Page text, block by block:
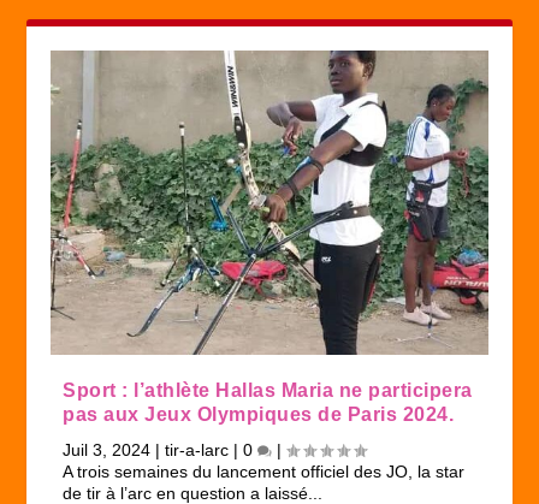
Sport : l’athlète Hallas Maria ne participera
pas aux Jeux Olympiques de Paris 2024.
Juil 3, 2024 |tir-a-larc |0
|
A trois semaines du lancement officiel des JO, la star
de tir à l’arc en question a laissé...